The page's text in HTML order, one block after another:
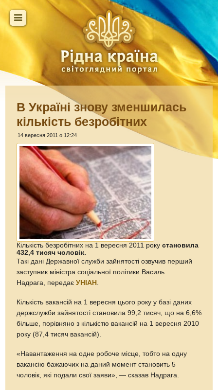
В Україні знову зменшилась
кількість безробітних
14 вересня 2011 о 12:24
Кількість безробітних на 1 вересня 2011 рокустановила
432,4 тисяч чоловік.
Такі дані Державної служби зайнятості озвучив перший
заступник міністра соціальної політики Василь
Надрага, передаєУНІАН
Кількість вакансій на 1 вересня цього року у базі даних
держслужби зайнятості становила 99,2 тисяч, що на 6,6%
більше, порівняно з кількістю вакансій на 1 вересня 2010
року (87,4 тисяч вакансій).
«Навантаження на одне робоче місце, тобто на одну
вакансію бажаючих на даний момент становить 5
чоловік, які подали свої заяви», — сказав Надрага.